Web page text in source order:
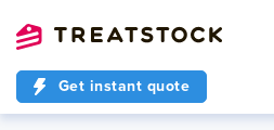
Get instant quote